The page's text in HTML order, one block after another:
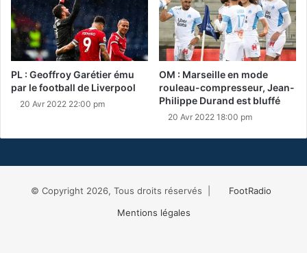
PL : Geoffroy Garétier ému
par le football de Liverpool
20 Avr 2022 22:00 pm
OM : Marseille en mode
rouleau-compresseur, Jean-
Philippe Durand est bluffé
20 Avr 2022 18:00 pm
© Copyright 2026, Tous droits réservés |
FootRadio
Mentions légales